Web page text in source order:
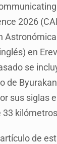
2026
en
se
de
sus siglas
de